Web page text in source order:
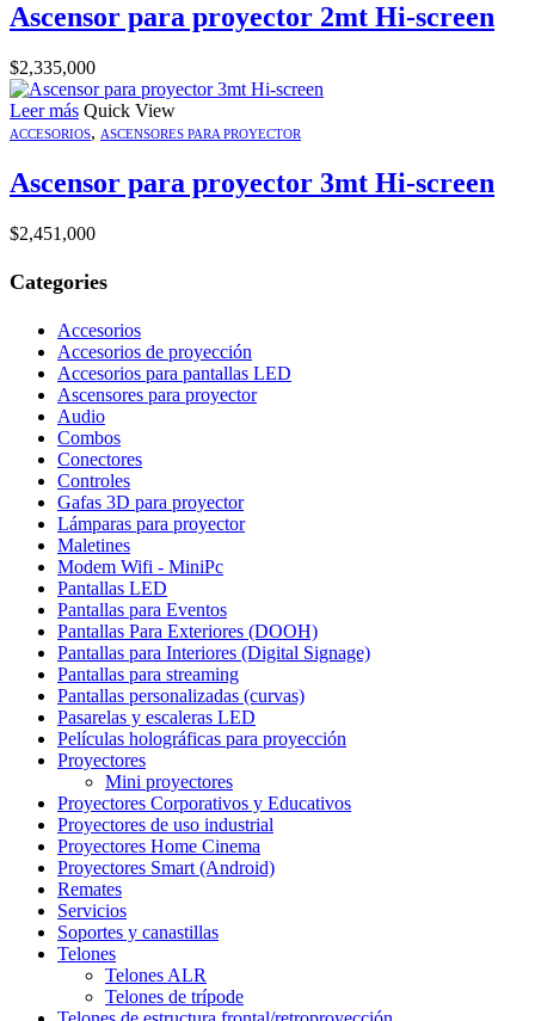
Ascensor para proyector 2mt Hi-screen
$2,335,000
Leer más Quick View
ACCESORIOS, ASCENSORES PARA PROYECTOR
Ascensor para proyector 3mt Hi-screen
$2,451,000
Categories
Accesorios
Accesorios de proyección
Accesorios para pantallas LED
Ascensores para proyector
Audio
Combos
Conectores
Controles
Gafas 3D para proyector
Lámparas para proyector
Maletines
Modem Wifi - MiniPc
Pantallas LED
Pantallas para Eventos
Pantallas Para Exteriores (DOOH)
Pantallas para Interiores (Digital Signage)
Pantallas para streaming
Pantallas personalizadas (curvas)
Pasarelas y escaleras LED
Películas holográficas para proyección
Proyectores
Mini proyectores
Proyectores Corporativos y Educativos
Proyectores de uso industrial
Proyectores Home Cinema
Proyectores Smart (Android)
Remates
Servicios
Soportes y canastillas
Telones
Telones ALR
Telones de trípode